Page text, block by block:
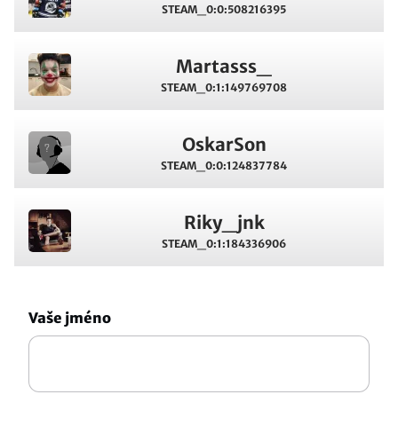
STEAM_0:0:508216395
Martasss_
STEAM_0:1:149769708
OskarSon
STEAM_0:0:124837784
Riky_jnk
STEAM_0:1:184336906
Vaše jméno